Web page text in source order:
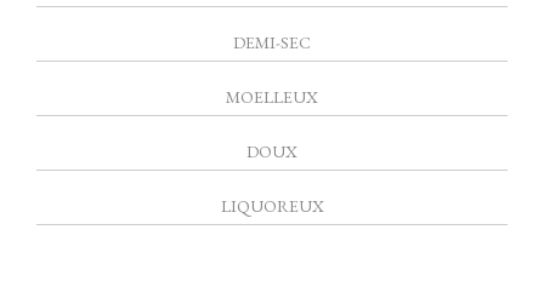
DEMI-SEC
MOELLEUX
DOUX
LIQUOREUX